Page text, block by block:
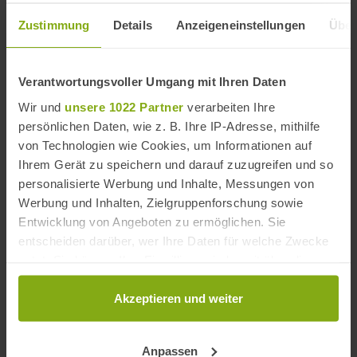
Zustimmung Details Anzeigeneinstellungen
Verantwortungsvoller Umgang mit Ihren Daten
Wir und unsere 1022 Partner verarbeiten Ihre
persönlichen Daten, wie z. B. Ihre IP-Adresse, mithilfe
von Technologien wie Cookies, um Informationen auf
Ihrem Gerät zu speichern und darauf zuzugreifen und so
personalisierte Werbung und Inhalte, Messungen von
Werbung und Inhalten, Zielgruppenforschung sowie
Entwicklung von Angeboten zu ermöglichen. Sie
entscheiden darüber, wer Ihre Daten für welche Zwecke
Cookie-Erklärung oder durch Klicken auf das Privacy
Trigger Symbol ändern oder widerrufen
Akzeptieren und weiter
Anpassen
Sierras de Tejeda, Almijara und Alhama
Im Süden von Andalusien, unweit der Küstenstadt
Naturpark Sierras de Tejeda, Almijara und Alhama.
hohe Gipfel Maroma emporhebt, ist ein beliebtes
Ausflugsziel für Naturbegeisterte und Wanderfreunde.